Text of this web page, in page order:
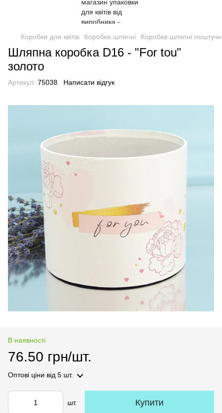
Коробки для квітів Коробки шляпні Коробки шляпні
Шляпна коробка D16 - "For tou"
золото
Артикул: 75038 Написати відгук
В наявності
76.50 грн/шт.
Оптові ціни від 5 шт.
шт. Купити